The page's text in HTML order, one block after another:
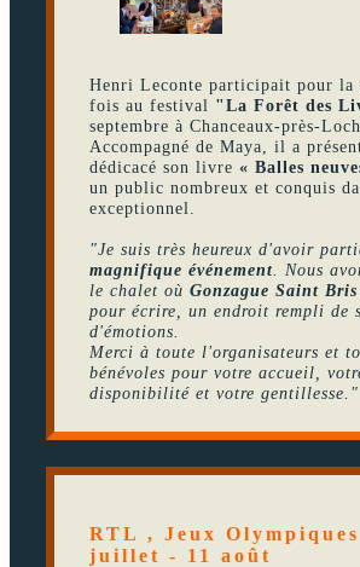
Henri Leconte participait pour la
fois au festival "La Forêt des
septembre à Chanceaux-près-
Accompagné de Maya, il a
dédicacé son livre« Balles
un public nombreux et conquis
exceptionnel.
"Je suis très heureux d'avoir
magnifique événement . Nous
le chalet oùGonzague Saint Bris
pour écrire, un endroit rempli de
d'émotions.
Merci à toute l'organisateurs et
bénévoles pour votre accueil,
disponibilité et votre gentillesse."
RTL , Jeux
juillet - 11 août